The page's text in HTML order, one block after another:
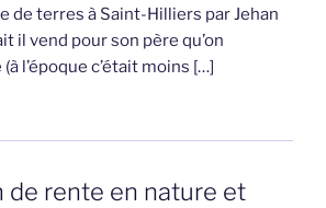
de terres à Saint-Hilliers par Jehan
il vend pour son père qu’on
l’époque c’était moins […]
de rente en nature et